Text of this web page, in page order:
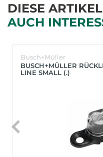
DIESE ARTIKEL
AUCH
Busch+Müller
BUSCH+MÜLLER
LINE SMALL (.)